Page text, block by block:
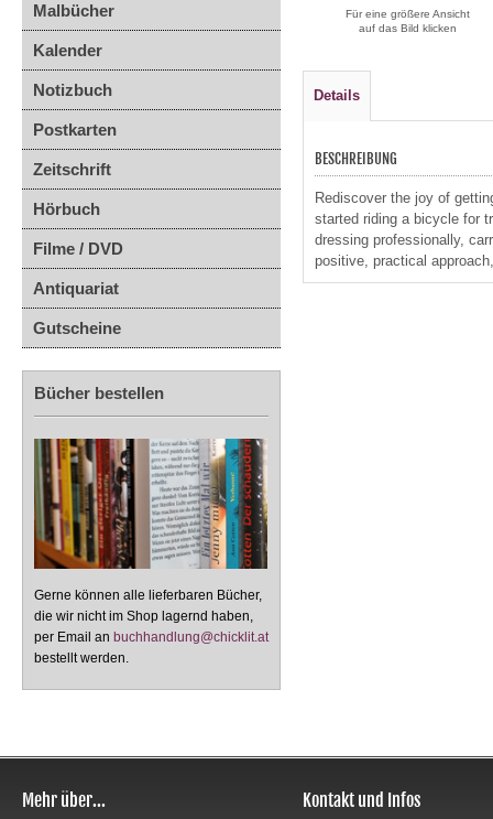
Malbücher
Kalender
Notizbuch
Postkarten
Zeitschrift
Hörbuch
Filme / DVD
Antiquariat
Gutscheine
Bücher bestellen
Gerne können alle lieferbaren Bücher,
die wir nicht im Shop lagernd haben,
per Email an buchhandlung@chicklit.at
bestellt werden.
Für eine größere Ansicht
auf das Bild klicken
Details
BESCHREIBUNG
Rediscover the joy of
started riding a bicycle for
dressing professionally,
positive, practical
Mehr über... Kontakt und Infos